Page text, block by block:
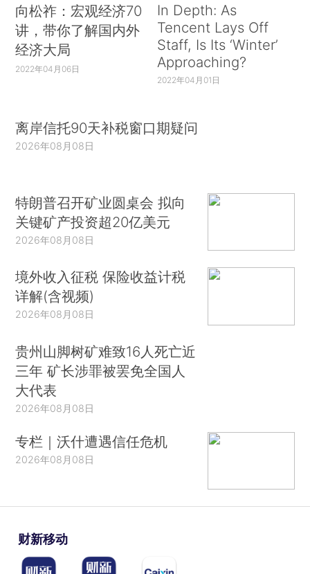
向松祚：宏观经济70
讲，带你了解国内外
经济大局
2022年04月06日
In Depth: As
Tencent Lays Off
Staff, Is Its ‘Winter’
Approaching?
2022年04月01日
离岸信托90天补税窗口期疑问
2026年08月08日
特朗普召开矿业圆桌会 拟向
关键矿产投资超20亿美元
2026年08月08日
境外收入征税 保险收益计税
详解(含视频)
2026年08月08日
贵州山脚树矿难致16人死亡近
三年 矿长涉罪被罢免全国人
大代表
2026年08月08日
专栏｜沃什遭遇信任危机
2026年08月08日
财新移动